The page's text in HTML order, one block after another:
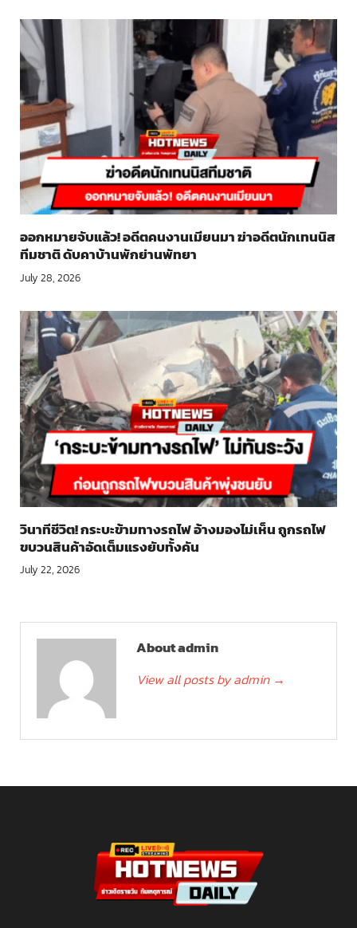
ออกหมายจับแล้ว! อดีตคนงานเมียนมา ฆ่าอดีตนักเทนนิส
ทีมชาติ ดับคาบ้านพักย่านพัทยา
July 28, 2026
วินาทีชีวิต! กระบะข้ามทางรถไฟ อ้างมองไม่เห็น ถูกรถไฟ
ขบวนสินค้าอัดเต็มแรงยับทั้งคัน
July 22, 2026
About admin
View all posts by admin →